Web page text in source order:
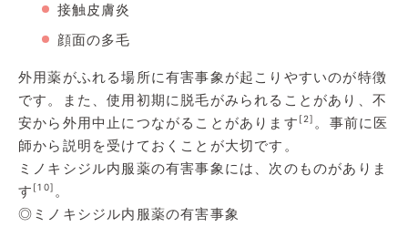
接触皮膚炎
顔面の多毛
外用薬がふれる場所に有害事象が起こりやすいのが特徴
です。また、使用初期に脱毛がみられることがあり、不
安から外用中止につながることがあります [2] 。事前に医
師から説明を受けておくことが大切です。
ミノキシジル内服薬の有害事象には、次のものがありま
す [10] 。
◎ミノキシジル内服薬の有害事象